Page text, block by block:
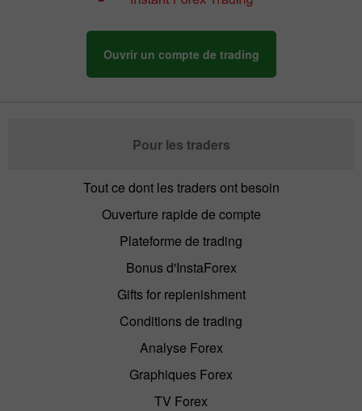
Ouvrir un compte de trading
Pour les traders
Tout ce dont les traders ont besoin
Ouverture rapide de compte
Plateforme de trading
Bonus d'InstaForex
Gifts for replenishment
Conditions de trading
Analyse Forex
Graphiques Forex
TV Forex